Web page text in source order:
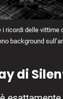
i ricordi delle vittime
background
di